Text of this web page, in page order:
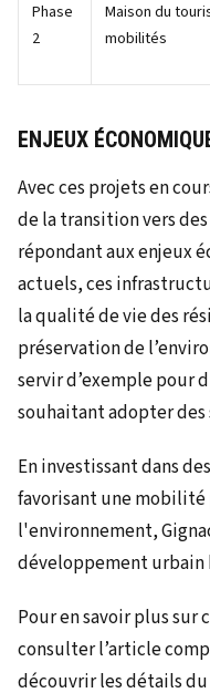
Phase
2
Maison du
mobilités
ENJEUX
Avec ces projets en
de la transition vers des
répondant aux enjeux
actuels, ces
la qualité de vie des
préservation de
servir d’exemple pour
souhaitant adopter
En investissant dans
favorisant une
l'environnement,
développement urbain
Pour en savoir plus sur
consulter l’article
découvrir les détails